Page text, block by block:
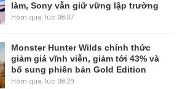
làm, Sony vẫn giữ vững lập trường
Hôm qua, lúc 08:37
Monster Hunter Wilds chính thức
giảm giá vĩnh viễn, giảm tới 43% và
bổ sung phiên bản Gold Edition
Hôm qua, lúc 08:29